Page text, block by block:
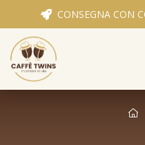
CONSEGNA CON